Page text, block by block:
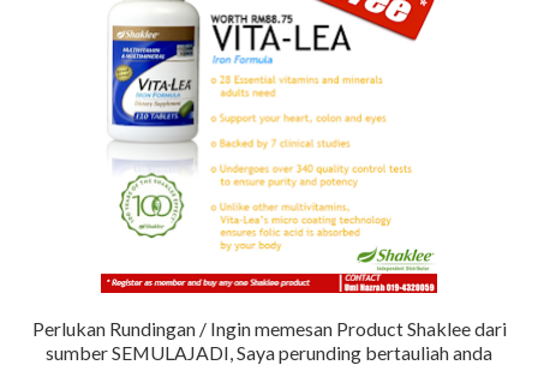
Perlukan Rundingan / Ingin memesan Product Shaklee dari
sumber SEMULAJADI, Saya perunding bertauliah anda